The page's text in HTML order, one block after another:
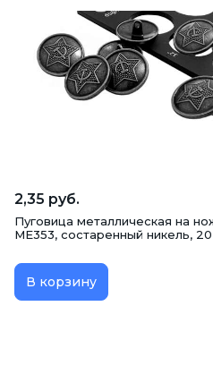
2,35 руб.
Пуговица металлическая на
ME353, состаренный никель,
В корзину